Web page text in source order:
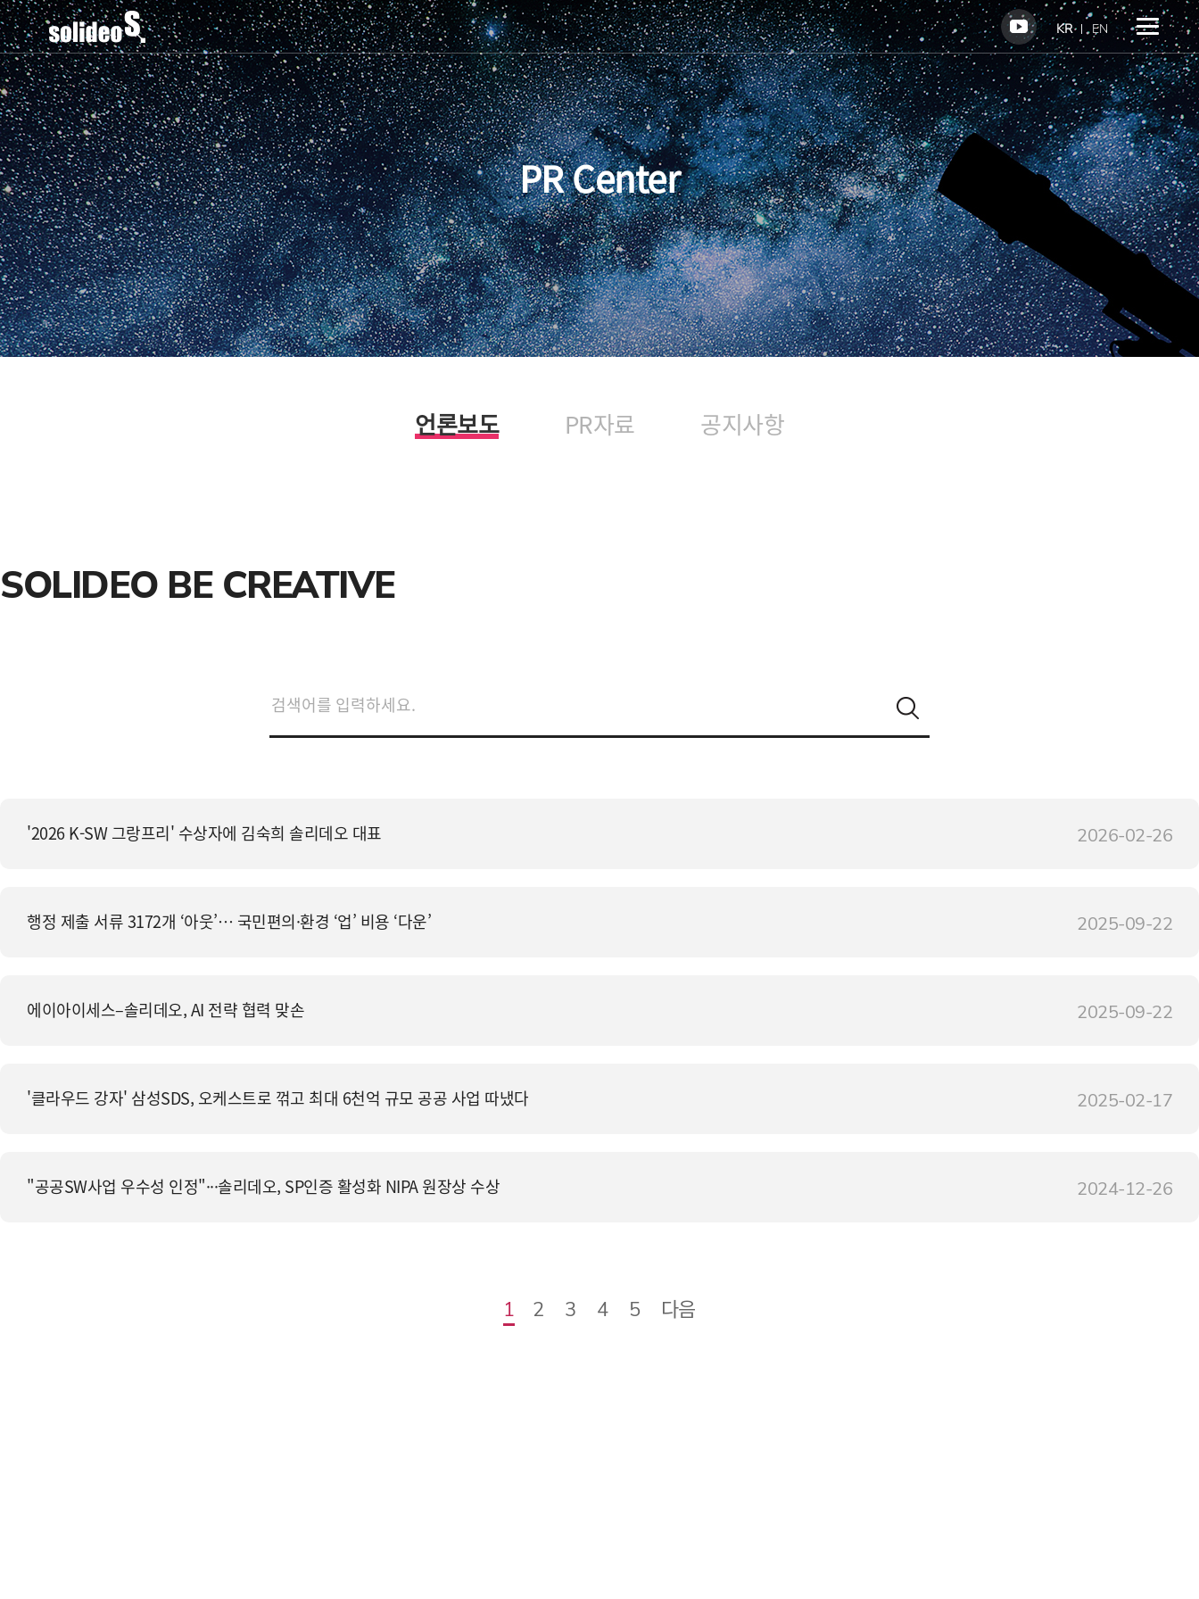
KR EN
PR Center
언론보도 PR자료 공지사항
SOLIDEO BE CREATIVE
'2026 K-SW 그랑프리' 수상자에 김숙희 솔리데오 대표 2026-02-26
행정 제출 서류 3172개 ‘아웃’… 국민편의·환경 ‘업’ 비용 ‘다운’ 2025-09-22
에이아이세스–솔리데오, AI 전략 협력 맞손 2025-09-22
'클라우드 강자' 삼성SDS, 오케스트로 꺾고 최대 6천억 규모 공공 사업 따냈다 2025-02-17
"공공SW사업 우수성 인정"···솔리데오, SP인증 활성화 NIPA 원장상 수상 2024-12-26
1 2 3 4 5 다음